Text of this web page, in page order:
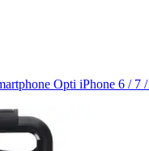
Opti iPhone 6 / 7